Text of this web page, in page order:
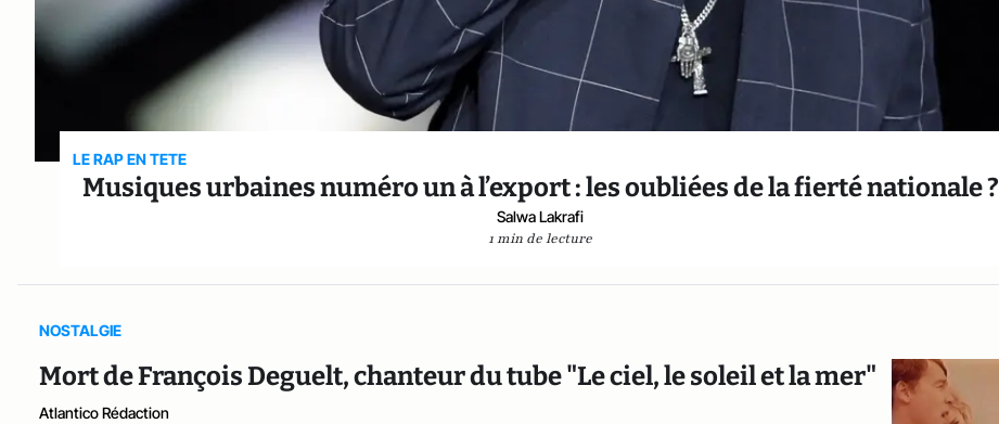
LE RAP EN TETE
Musiques urbaines numéro un à l’export : les oubliées de la fierté nationale ?
Salwa Lakrafi
1 min de lecture
NOSTALGIE
Mort de François Deguelt, chanteur du tube "Le ciel, le soleil et la mer"
Atlantico Rédaction